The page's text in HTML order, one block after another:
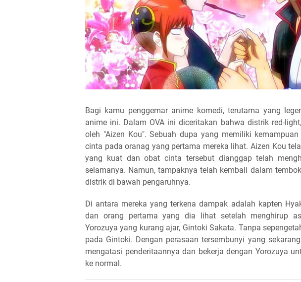
Bagi kamu penggemar anime komedi, terutama yang
anime ini. Dalam OVA ini diceritakan bahwa distrik red-
oleh "Aizen Kou". Sebuah dupa yang memiliki
cinta pada oranag yang pertama mereka lihat. Aizen Kou
yang kuat dan obat cinta tersebut dianggap telah
selamanya. Namun, tampaknya telah kembali dalam
distrik di bawah pengaruhnya.
Di antara mereka yang terkena dampak adalah kapten
dan orang pertama yang dia lihat setelah menghirup
Yorozuya yang kurang ajar, Gintoki Sakata. Tanpa
pada Gintoki. Dengan perasaan tersembunyi yang
mengatasi penderitaannya dan bekerja dengan Yorozuya
ke normal.